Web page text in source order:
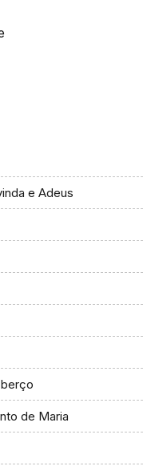
e Adeus
de Maria